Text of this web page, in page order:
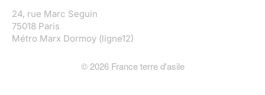
24, rue Marc Seguin
75018 Paris
Métro Marx Dormoy (ligne12)
© 2026France terre d'asile